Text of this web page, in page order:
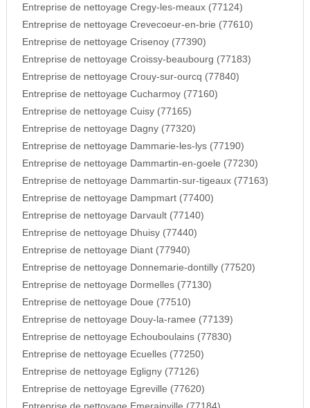
Entreprise de nettoyage Cregy-les-meaux (77124)
Entreprise de nettoyage Crevecoeur-en-brie (77610)
Entreprise de nettoyage Crisenoy (77390)
Entreprise de nettoyage Croissy-beaubourg (77183)
Entreprise de nettoyage Crouy-sur-ourcq (77840)
Entreprise de nettoyage Cucharmoy (77160)
Entreprise de nettoyage Cuisy (77165)
Entreprise de nettoyage Dagny (77320)
Entreprise de nettoyage Dammarie-les-lys (77190)
Entreprise de nettoyage Dammartin-en-goele (77230)
Entreprise de nettoyage Dammartin-sur-tigeaux (77163)
Entreprise de nettoyage Dampmart (77400)
Entreprise de nettoyage Darvault (77140)
Entreprise de nettoyage Dhuisy (77440)
Entreprise de nettoyage Diant (77940)
Entreprise de nettoyage Donnemarie-dontilly (77520)
Entreprise de nettoyage Dormelles (77130)
Entreprise de nettoyage Doue (77510)
Entreprise de nettoyage Douy-la-ramee (77139)
Entreprise de nettoyage Echouboulains (77830)
Entreprise de nettoyage Ecuelles (77250)
Entreprise de nettoyage Egligny (77126)
Entreprise de nettoyage Egreville (77620)